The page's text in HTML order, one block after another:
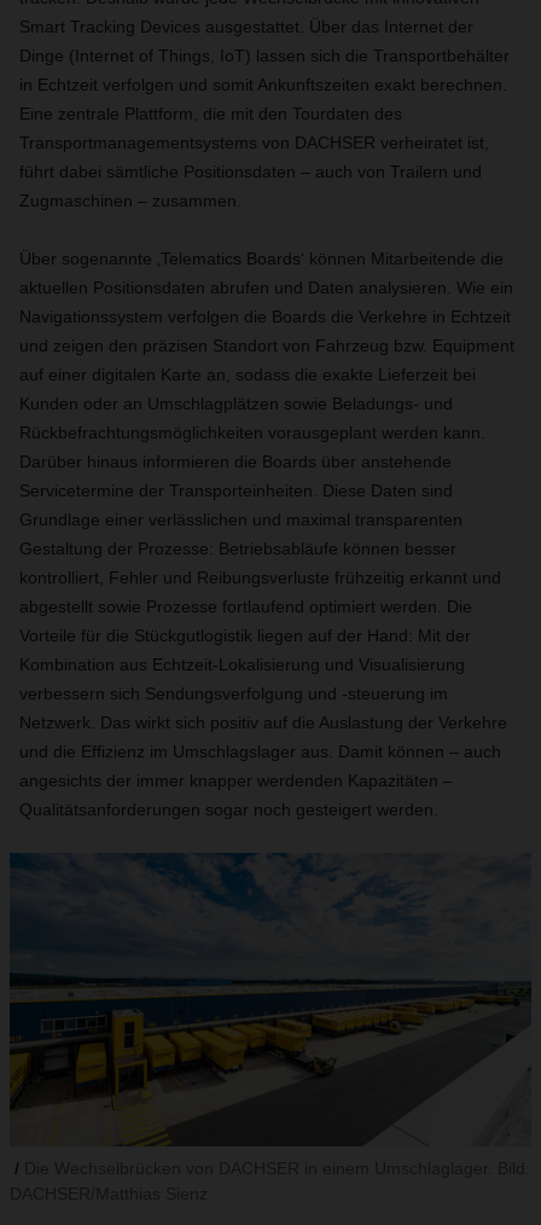
Smart Tracking Devices ausgestattet. Über das Internet der
Dinge (Internet of Things, IoT) lassen sich die Transportbehälter
in Echtzeit verfolgen und somit Ankunftszeiten exakt berechnen.
Eine zentrale Plattform, die mit den Tourdaten des
Transportmanagementsystems von DACHSER verheiratet ist,
führt dabei sämtliche Positionsdaten – auch von Trailern und
Zugmaschinen – zusammen.
Über sogenannte ‚Telematics Boards‘ können Mitarbeitende die
aktuellen Positionsdaten abrufen und Daten analysieren. Wie ein
Navigationssystem verfolgen die Boards die Verkehre in Echtzeit
und zeigen den präzisen Standort von Fahrzeug bzw. Equipment
auf einer digitalen Karte an, sodass die exakte Lieferzeit bei
Kunden oder an Umschlagplätzen sowie Beladungs- und
Rückbefrachtungsmöglichkeiten vorausgeplant werden kann.
Darüber hinaus informieren die Boards über anstehende
Servicetermine der Transporteinheiten. Diese Daten sind
Grundlage einer verlässlichen und maximal transparenten
Gestaltung der Prozesse: Betriebsabläufe können besser
kontrolliert, Fehler und Reibungsverluste frühzeitig erkannt und
abgestellt sowie Prozesse fortlaufend optimiert werden. Die
Vorteile für die Stückgutlogistik liegen auf der Hand: Mit der
Kombination aus Echtzeit-Lokalisierung und Visualisierung
verbessern sich Sendungsverfolgung und -steuerung im
Netzwerk. Das wirkt sich positiv auf die Auslastung der Verkehre
und die Effizienz im Umschlagslager aus. Damit können – auch
angesichts der immer knapper werdenden Kapazitäten –
Qualitätsanforderungen sogar noch gesteigert werden.